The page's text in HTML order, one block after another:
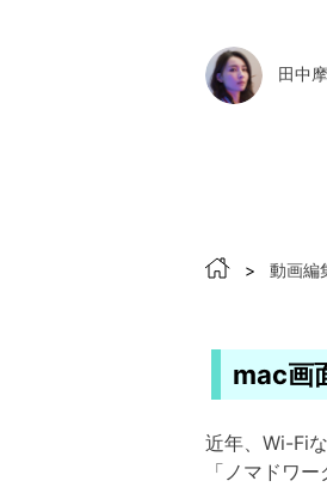
田中
> 動画編
mac画
近年、Wi-Fi
「ノマドワ